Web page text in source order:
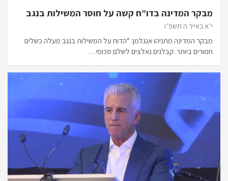
מבקר המדינה בדו”ח קשה על חוסר המשילות בנגב
י״א באייר ה׳תשפ״ו
מבקר המדינה מתניהו אנגלמן: “הדוח על המשילות בנגב מעלה כשלים
חמורים ביותר. קבלנים נאלצים לשלם סכומי…